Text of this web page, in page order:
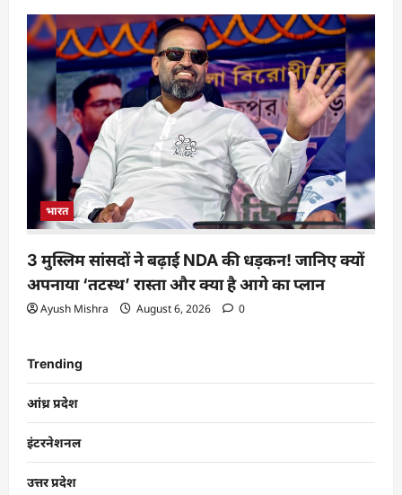
भारत
3 मुस्लिम सांसदों ने बढ़ाई NDA की धड़कन! जानिए क्यों
अपनाया ‘तटस्थ’ रास्ता और क्या है आगे का प्लान
Ayush Mishra August 6, 2026 0
Trending
आंध्र प्रदेश
इंटरनेशनल
उत्तर प्रदेश